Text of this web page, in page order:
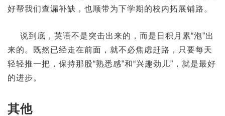
好帮我们查漏补缺，也顺带为下学期的校内拓展铺路。
说到底，英语不是突击出来的，而是日积月累“泡”出
来的。既然已经走在前面，就不必焦虑赶路，只要每天
轻轻推一把，保持那股“熟悉感”和“兴趣劲儿”，就是最好
的进步。
其他